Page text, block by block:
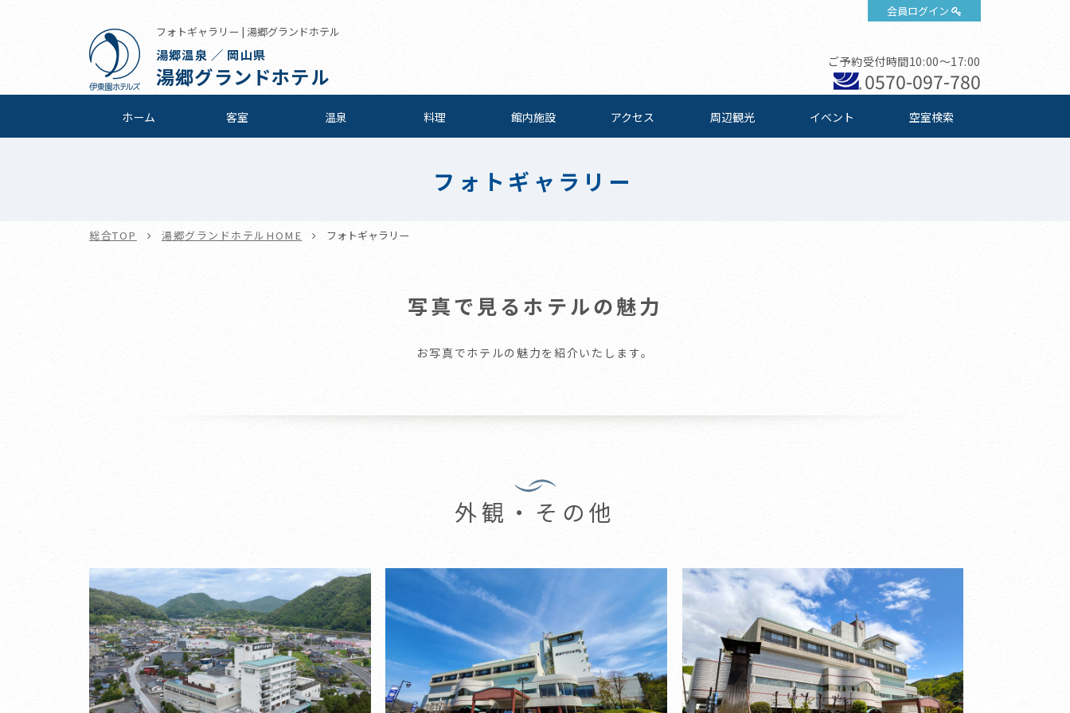
会員ログイン
フォトギャラリー | 湯郷グランドホテル
湯郷温泉 ／ 岡山県
湯郷グランドホテル
ご予約受付時間10:00～17:00
0570-097-780
ホーム 客室 温泉 料理 館内施設 アクセス 周辺観光 イベント 空室検索
フォトギャラリー
総合TOP 湯郷グランドホテルHOME フォトギャラリー
写真で見るホテルの魅力
お写真でホテルの魅力を紹介いたします。
外観・その他